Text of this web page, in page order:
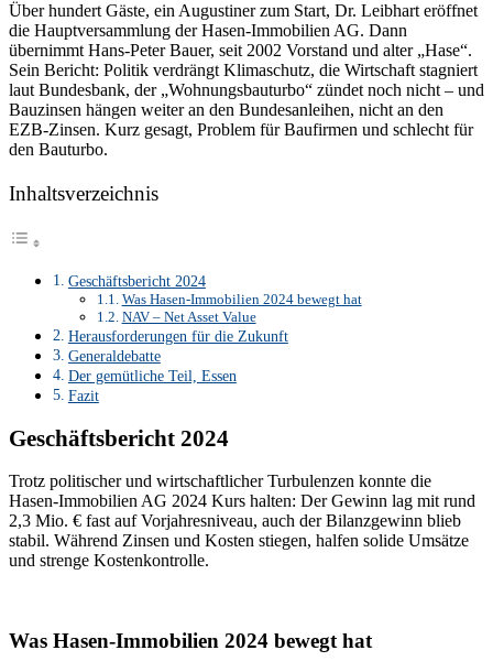
Über hundert Gäste, ein Augustiner zum Start, Dr. Leibhart eröffnet
die Hauptversammlung der Hasen-Immobilien AG. Dann
übernimmt Hans-Peter Bauer, seit 2002 Vorstand und alter „Hase“.
Sein Bericht: Politik verdrängt Klimaschutz, die Wirtschaft stagniert
laut Bundesbank, der „Wohnungsbauturbo“ zündet noch nicht – und
Bauzinsen hängen weiter an den Bundesanleihen, nicht an den
EZB-Zinsen. Kurz gesagt, Problem für Baufirmen und schlecht für
den Bauturbo.
Inhaltsverzeichnis
Geschäftsbericht 2024
Was Hasen-Immobilien 2024 bewegt hat
NAV – Net Asset Value
Herausforderungen für die Zukunft
Generaldebatte
Der gemütliche Teil, Essen
Fazit
Geschäftsbericht 2024
Trotz politischer und wirtschaftlicher Turbulenzen konnte die
Hasen-Immobilien AG 2024 Kurs halten: Der Gewinn lag mit rund
2,3 Mio. € fast auf Vorjahresniveau, auch der Bilanzgewinn blieb
stabil. Während Zinsen und Kosten stiegen, halfen solide Umsätze
und strenge Kostenkontrolle.
Was Hasen-Immobilien 2024 bewegt hat